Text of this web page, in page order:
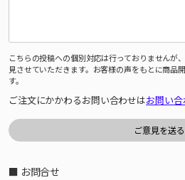
こちらの投稿への個別対応は行っておりませんが
見させていただきます。お客様の声をもとに商品
す。
ご注文にかかわるお問い合わせはお問い
■ お問合せ